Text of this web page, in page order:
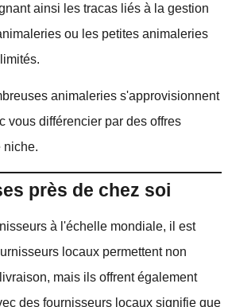
ainsi les tracas liés à la gestion
ou les petites animaleries
animaleries s'approvisionnent
vous différencier par des offres
niche.
près de chez soi
à l'échelle mondiale, il est
locaux permettent non
mais ils offrent également
des fournisseurs locaux signifie que